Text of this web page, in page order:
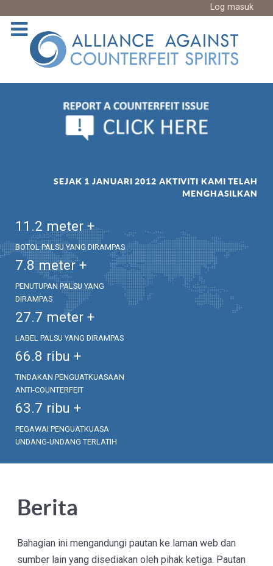
Log masuk
SEJAK 1 JANUARI 2012 AKTIVITI KAMI TELAH
MENGHASILKAN
11.2 meter +
BOTOL PALSU YANG DIRAMPAS
7.8 meter +
PENUTUPAN PALSU YANG
DIRAMPAS
27.7 meter +
LABEL PALSU YANG DIRAMPAS
66.8 ribu +
TINDAKAN PENGUATKUASAAN
ANTI-COUNTERFEIT
63.7 ribu +
PEGAWAI PENGUATKUASA
UNDANG-UNDANG TERLATIH
Berita
Bahagian ini mengandungi pautan ke laman web dan
sumber lain yang disediakan oleh pihak ketiga. Pautan